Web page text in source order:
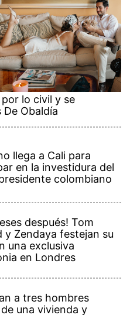
lo civil y se
Obaldía
llega a Cali para
en la investidura del
colombiano
después! Tom
y Zendaya festejan su
una exclusiva
en Londres
a tres hombres
una vivienda y